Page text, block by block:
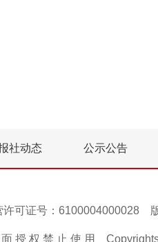
社动态 公示公告
可证号：6100004000028
授 权 禁 止 使 用